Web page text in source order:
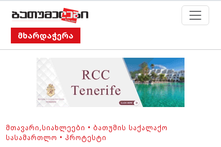
მხარდაჭერა
ᲛᲗᲐᲕᲐᲠᲘ,ᲡᲘᲐᲮᲚᲔᲔᲑᲘ • ᲑᲐᲗᲣᲛᲘᲡ ᲡᲐᲥᲐᲚᲐᲥᲝ
ᲡᲐᲡᲐᲛᲐᲠᲗᲚᲝ • ᲞᲠᲝᲢᲔᲡᲢᲘ